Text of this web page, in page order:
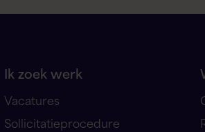
Ik zoek werk
Vacatures
Sollicitatieprocedure